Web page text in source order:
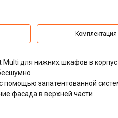
Комплектация
для нижних шкафов в
помощью запатентованной
фасада в верхней части